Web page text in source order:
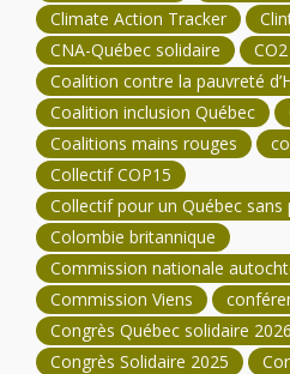
Climate Action Tracker
CNA-Québec solidaire
CO2
Coalition contre la pauvreté
Coalition inclusion Québec
Coalitions mains rouges
Collectif COP15
Collectif pour un Québec sans
Colombie britannique
Commission nationale
Commission Viens
Congrès Québec solidaire 2026
Congrès Solidaire 2025